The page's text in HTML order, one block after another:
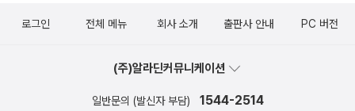
를 적어야하는 문장제 문제가 막막한 아이라면 자세한 안내와 반복적
인 연습으로 아이를 이끌어줄수 있는 교재 기적의 수학 문장제 마구
이 많다고 생각해왔거든요 ​왜냐하면 국어이해도가 조금은 높은 편이
의 아이라서~ 문장제 문제가 본인은 더 편하다고 느끼더라구요 ​그럼
에도 불구하고 저는 문장제 문제집을 꾸준히 풀려왔어요 ​최근에는 학
로그인 전체 메뉴 회사 소개 출판사 안내 PC 버전
(주)알라딘커뮤니케이션
일반문의 (발신자 부담) 1544-2514